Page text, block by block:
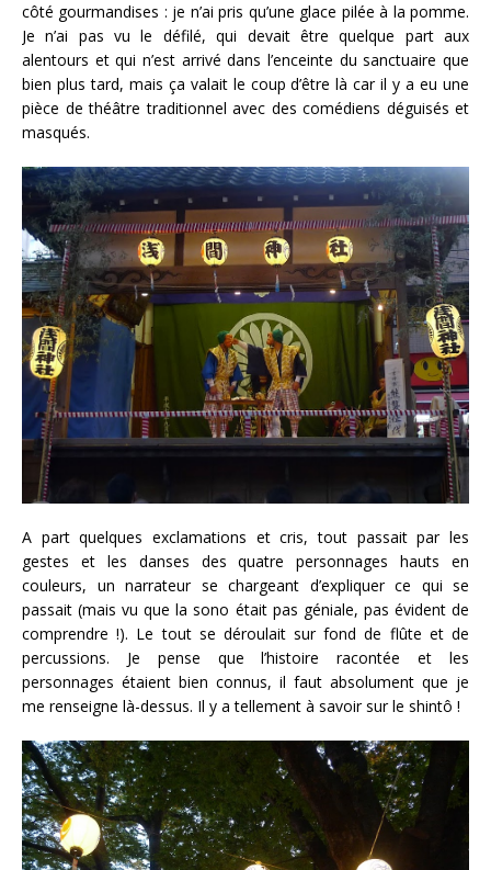
côté gourmandises : je n’ai pris qu’une glace pilée à la pomme.
Je n’ai pas vu le défilé, qui devait être quelque part aux
alentours et qui n’est arrivé dans l’enceinte du sanctuaire que
bien plus tard, mais ça valait le coup d’être là car il y a eu une
pièce de théâtre traditionnel avec des comédiens déguisés et
masqués.
A part quelques exclamations et cris, tout passait par les
gestes et les danses des quatre personnages hauts en
couleurs, un narrateur se chargeant d’expliquer ce qui se
passait (mais vu que la sono était pas géniale, pas évident de
comprendre !). Le tout se déroulait sur fond de flûte et de
percussions. Je pense que l’histoire racontée et les
personnages étaient bien connus, il faut absolument que je
me renseigne là-dessus. Il y a tellement à savoir sur le shintô !